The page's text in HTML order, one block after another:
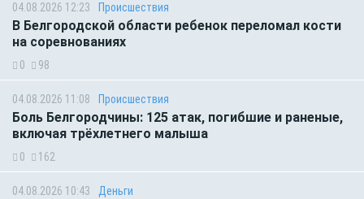
04.08.2026 12:23 Происшествия
В Белгородской области ребенок переломал кости
на соревнованиях
0 98
04.08.2026 11:08 Происшествия
Боль Белгородчины: 125 атак, погибшие и раненые,
включая трёхлетнего малыша
0 162
04.08.2026 10:43 Деньги